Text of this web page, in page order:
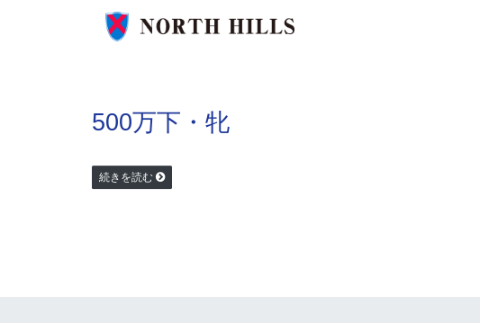
500万下・牝
続きを読む